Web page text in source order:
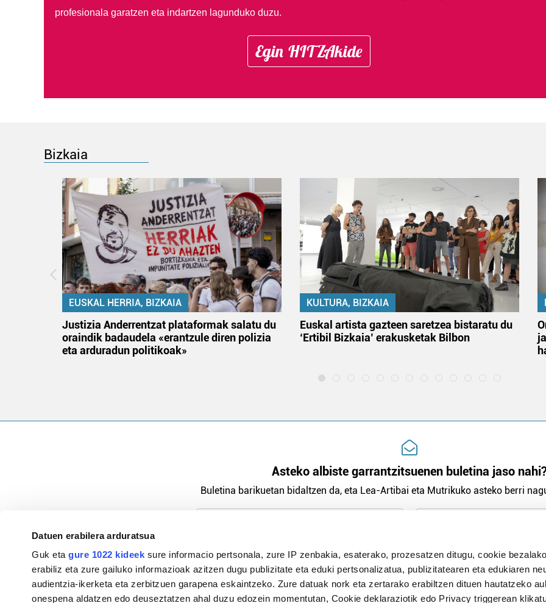
Datuen erabilera arduratsua
Guk etagure 1022 kideek sure informacio pertsonala, zure IP zenbakia, esaterako, prozesatzen ditugu, cookie
erabiliz eta zure gailuko informazioak azitzen dugu publizitate eta eduki pertsonalizatua, publizitatearen eta edukiaren
audientzia-ikerketa eta zerbitzuen garapena eskaintzeko. Zure datuak nork eta zertarako erabiltzen dituen hautatzeko
onespena aldatzen edo deuseztatzen ahal duzu edozein momentutan, Cookie deklaraziotik edo Privacy triggerean
profesionala garatzen eta indartzen lagunduko duzu.
Egin HITZAkide
Bizkaia
EUSKAL HERRIA, BIZKAIA
Justizia Anderrentzat plataformak salatu du
oraindik badaudela «erantzule diren polizia
eta arduradun politikoak»
KULTURA, BIZKAIA
Euskal artista gazteen saretzea bistaratu du
‘Ertibil Bizkaia’ erakusketak Bilbon
Asteko albiste garrantzitsuenen buletina jaso
Buletina barikuetan bidaltzen da, eta Lea-Artibai eta Mutrikuko asteko berri